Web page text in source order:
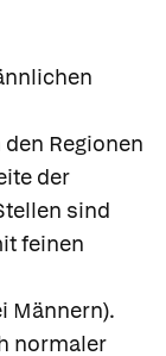
Regionen
der
sind
feinen
Männern).
normaler